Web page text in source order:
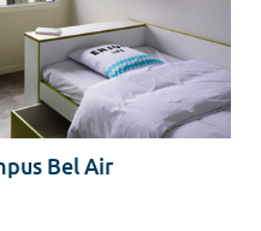
Bel Air